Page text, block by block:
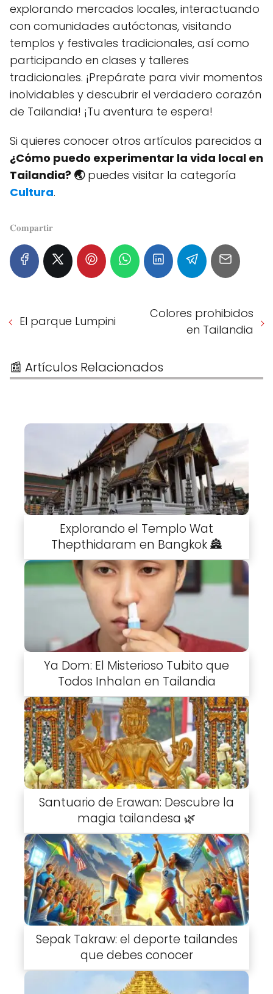
explorando mercados locales, interactuando
con comunidades autóctonas, visitando
templos y festivales tradicionales, así como
participando en clases y talleres
tradicionales. ¡Prepárate para vivir momentos
inolvidables y descubrir el verdadero corazón
de Tailandia! ¡Tu aventura te espera!
Si quieres conocer otros artículos parecidos a
¿Cómo puedo experimentar la vida local en
Tailandia? 🌏puedes visitar la categoría
Cultura.
𝐂𝐨𝐦𝐩𝐚𝐫𝐭𝐢𝐫
El parque Lumpini
Colores prohibidos
en Tailandia
📰 Artículos Relacionados
Explorando el Templo Wat
Thepthidaram en Bangkok 🏯
Ya Dom: El Misterioso Tubito que
Todos Inhalan en Tailandia
Santuario de Erawan: Descubre la
magia tailandesa 🌿
Sepak Takraw: el deporte tailandes
que debes conocer